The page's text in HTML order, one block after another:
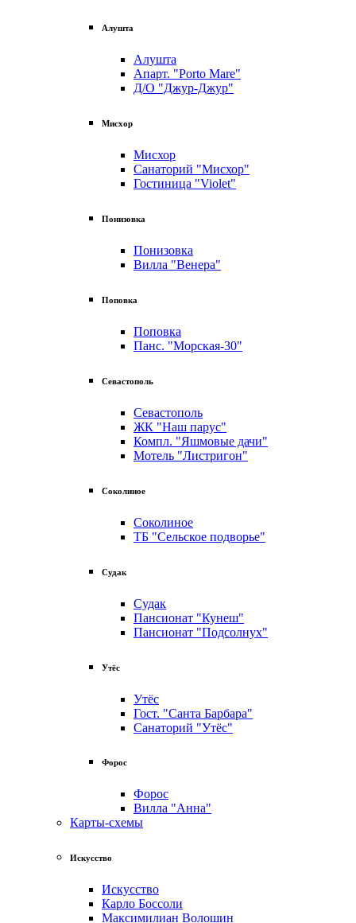
Алушта
Алушта
Апарт. "Porto Mare"
Д/О "Джур-Джур"
Мисхор
Мисхор
Санаторий "Мисхор"
Гостиница "Violet"
Понизовка
Понизовка
Вилла "Венера"
Поповка
Поповка
Панс. "Морская-30"
Севастополь
Севастополь
ЖК "Наш парус"
Компл. "Яшмовые дачи"
Мотель "Листригон"
Соколиное
Соколиное
ТБ "Сельское подворье"
Судак
Судак
Пансионат "Кунеш"
Пансионат "Подсолнух"
Утёс
Утёс
Гост. "Санта Барбара"
Санаторий "Утёс"
Форос
Форос
Вилла "Анна"
Карты-схемы
Искусство
Искусство
Карло Боссоли
Максимилиан Волошин